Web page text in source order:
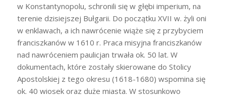
w Konstantynopolu, schronili się w głębi imperium, na
terenie dzisiejszej Bułgarii. Do początku XVII w. żyli oni
w enklawach, a ich nawrócenie wiąże się z przybyciem
franciszkanów w 1610 r. Praca misyjna franciszkanów
nad nawróceniem paulicjan trwała ok. 50 lat. W
dokumentach, które zostały skierowane do Stolicy
Apostolskiej z tego okresu (1618-1680) wspomina się
ok. 40 wiosek oraz duże miasta. W stosunkowo